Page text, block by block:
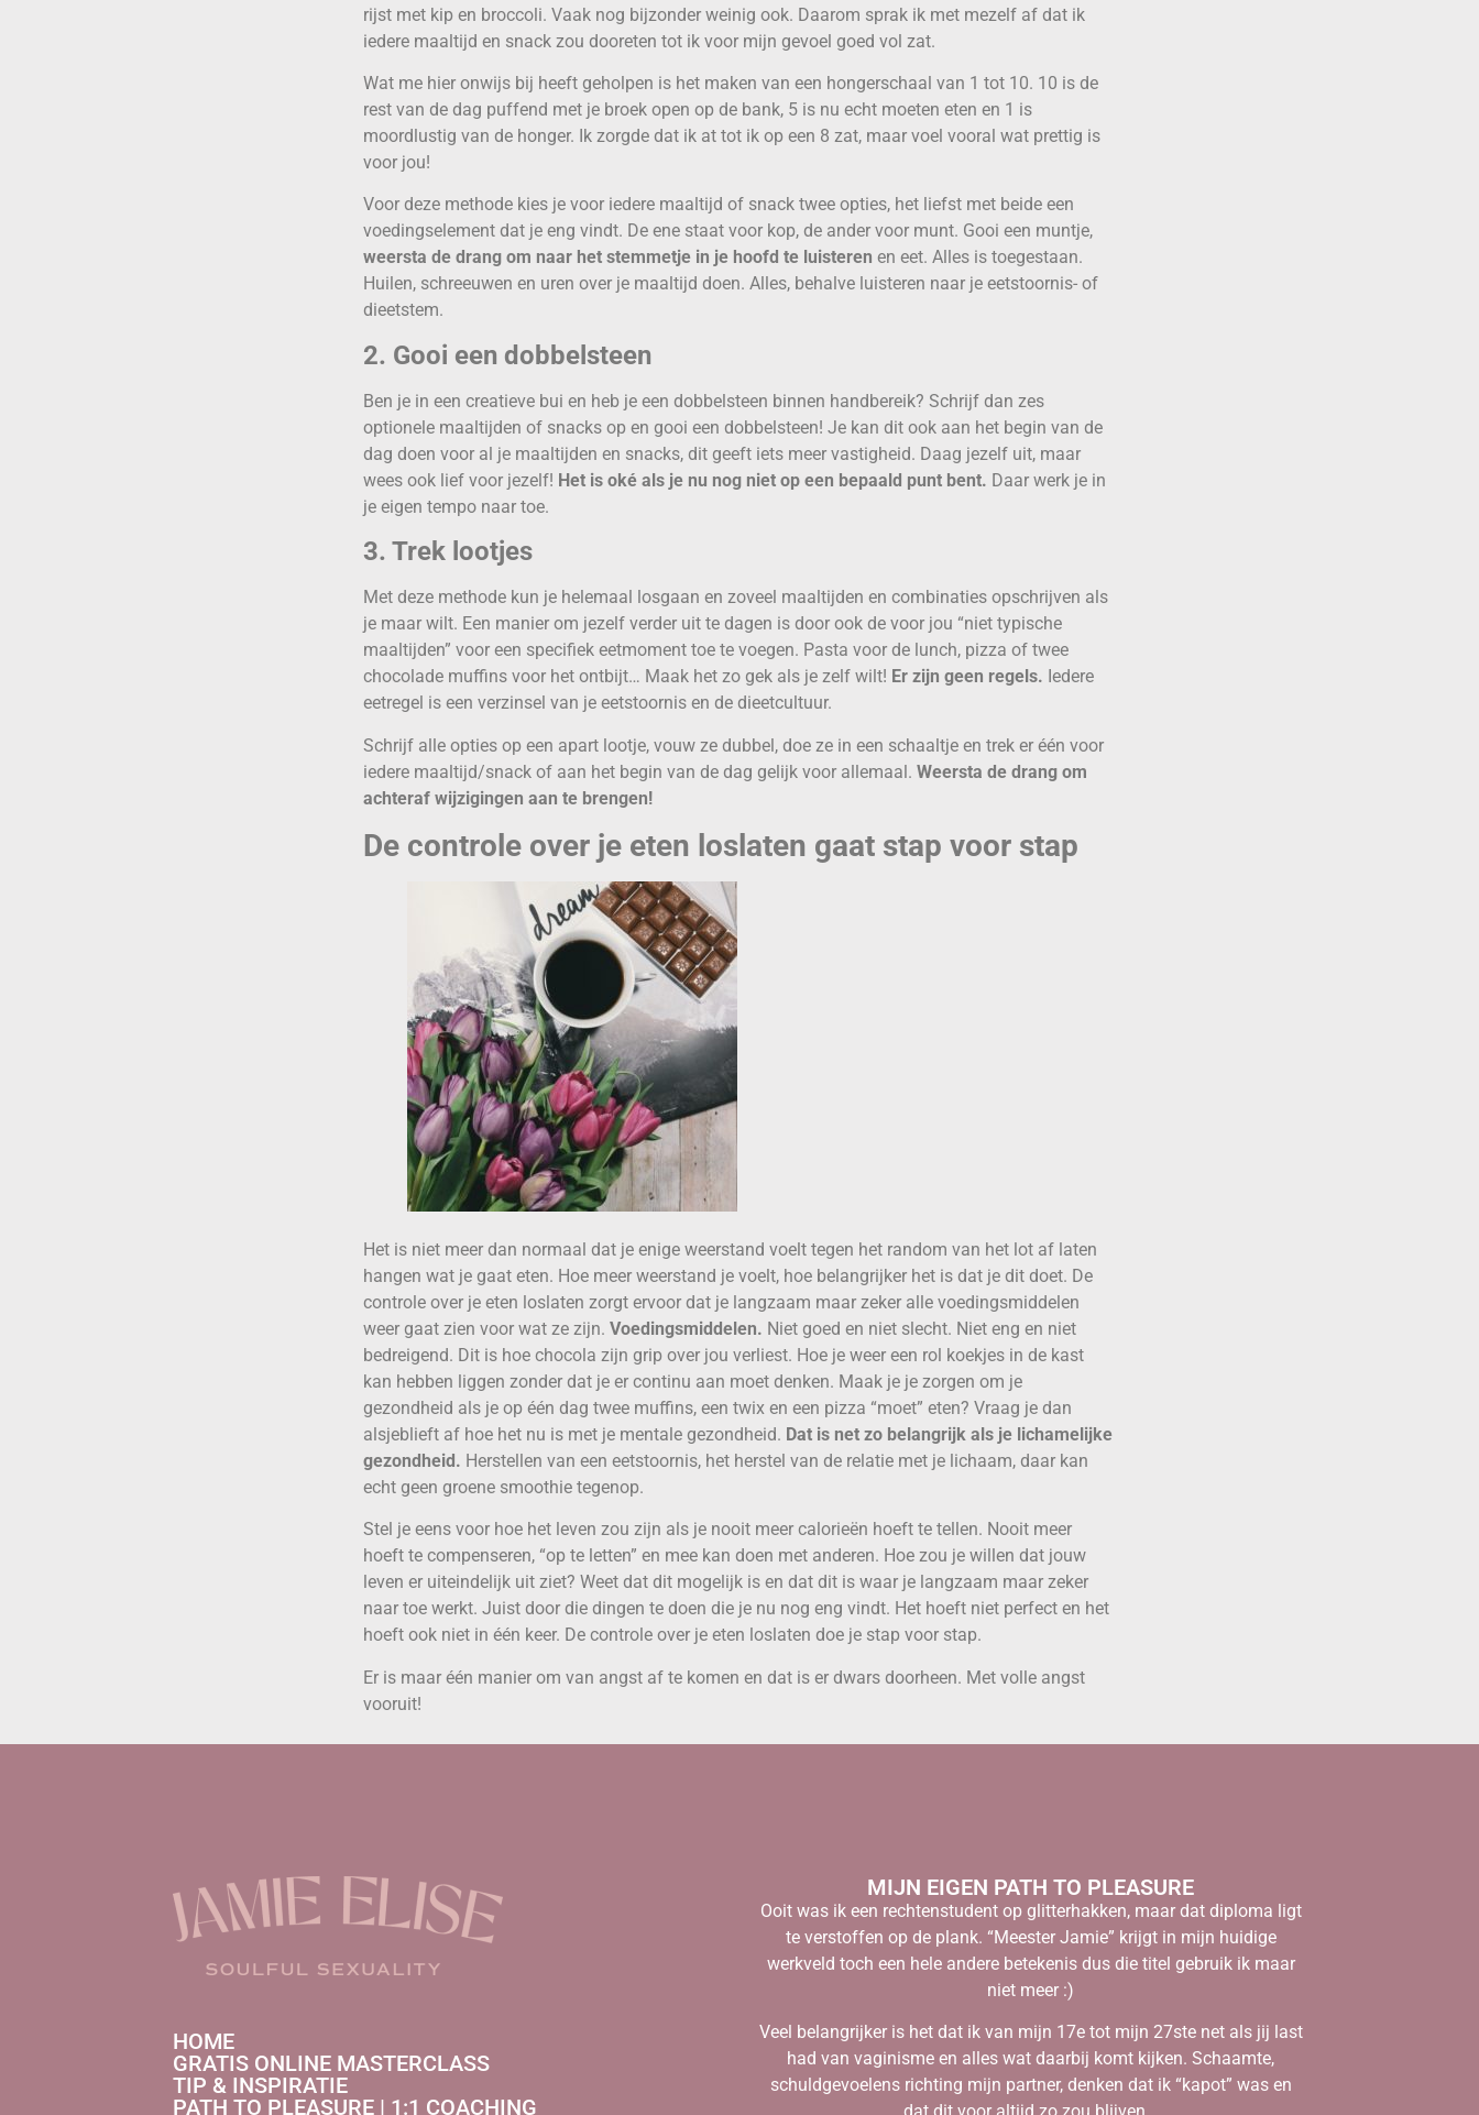
rijst met kip en broccoli. Vaak nog bijzonder weinig ook. Daarom sprak ik met mezelf af dat ik
iedere maaltijd en snack zou dooreten tot ik voor mijn gevoel goed vol zat.
Wat me hier onwijs bij heeft geholpen is het maken van een hongerschaal van 1 tot 10. 10 is de
rest van de dag puffend met je broek open op de bank, 5 is nu echt moeten eten en 1 is
moordlustig van de honger. Ik zorgde dat ik at tot ik op een 8 zat, maar voel vooral wat prettig is
voor jou!
Voor deze methode kies je voor iedere maaltijd of snack twee opties, het liefst met beide een
voedingselement dat je eng vindt. De ene staat voor kop, de ander voor munt. Gooi een muntje,
weersta de drang om naar het stemmetje in je hoofd te luisteren en eet. Alles is toegestaan.
Huilen, schreeuwen en uren over je maaltijd doen. Alles, behalve luisteren naar je eetstoornis- of
dieetstem.
2. Gooi een dobbelsteen
Ben je in een creatieve bui en heb je een dobbelsteen binnen handbereik? Schrijf dan zes
optionele maaltijden of snacks op en gooi een dobbelsteen! Je kan dit ook aan het begin van de
dag doen voor al je maaltijden en snacks, dit geeft iets meer vastigheid. Daag jezelf uit, maar
wees ook lief voor jezelf! Het is oké als je nu nog niet op een bepaald punt bent. Daar werk je in
je eigen tempo naar toe.
3. Trek lootjes
Met deze methode kun je helemaal losgaan en zoveel maaltijden en combinaties opschrijven als
je maar wilt. Een manier om jezelf verder uit te dagen is door ook de voor jou “niet typische
maaltijden” voor een specifiek eetmoment toe te voegen. Pasta voor de lunch, pizza of twee
chocolade muffins voor het ontbijt… Maak het zo gek als je zelf wilt! Er zijn geen regels. Iedere
eetregel is een verzinsel van je eetstoornis en de dieetcultuur.
Schrijf alle opties op een apart lootje, vouw ze dubbel, doe ze in een schaaltje en trek er één voor
iedere maaltijd/snack of aan het begin van de dag gelijk voor allemaal. Weersta de drang om
achteraf wijzigingen aan te brengen!
De controle over je eten loslaten gaat stap voor stap
Het is niet meer dan normaal dat je enige weerstand voelt tegen het random van het lot af laten
hangen wat je gaat eten. Hoe meer weerstand je voelt, hoe belangrijker het is dat je dit doet. De
controle over je eten loslaten zorgt ervoor dat je langzaam maar zeker alle voedingsmiddelen
weer gaat zien voor wat ze zijn. Voedingsmiddelen. Niet goed en niet slecht. Niet eng en niet
bedreigend. Dit is hoe chocola zijn grip over jou verliest. Hoe je weer een rol koekjes in de kast
kan hebben liggen zonder dat je er continu aan moet denken. Maak je je zorgen om je
gezondheid als je op één dag twee muffins, een twix en een pizza “moet” eten? Vraag je dan
alsjeblieft af hoe het nu is met je mentale gezondheid. Dat is net zo belangrijk als je lichamelijke
gezondheid. Herstellen van een eetstoornis, het herstel van de relatie met je lichaam, daar kan
echt geen groene smoothie tegenop.
Stel je eens voor hoe het leven zou zijn als je nooit meer calorieën hoeft te tellen. Nooit meer
hoeft te compenseren, “op te letten” en mee kan doen met anderen. Hoe zou je willen dat jouw
leven er uiteindelijk uit ziet? Weet dat dit mogelijk is en dat dit is waar je langzaam maar zeker
naar toe werkt. Juist door die dingen te doen die je nu nog eng vindt. Het hoeft niet perfect en het
hoeft ook niet in één keer. De controle over je eten loslaten doe je stap voor stap.
Er is maar één manier om van angst af te komen en dat is er dwars doorheen. Met volle angst
vooruit!
HOME
GRATIS ONLINE MASTERCLASS
TIP & INSPIRATIE
PATH TO PLEASURE | 1:1 COACHING
MIJN EIGEN PATH TO PLEASURE
Ooit was ik een rechtenstudent op glitterhakken, maar dat diploma ligt
te verstoffen op de plank. “Meester Jamie” krijgt in mijn huidige
werkveld toch een hele andere betekenis dus die titel gebruik ik maar
niet meer :)
Veel belangrijker is het dat ik van mijn 17e tot mijn 27ste net als jij last
had van vaginisme en alles wat daarbij komt kijken. Schaamte,
schuldgevoelens richting mijn partner, denken dat ik “kapot” was en